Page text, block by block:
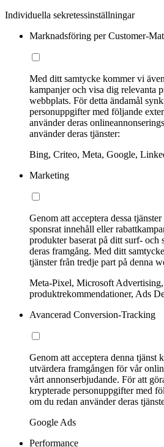
Individuella sekretessinställningar
Marknadsföring per Customer-
Med ditt samtycke kommer vi
kampanjer och visa dig relevanta
webbplats. För detta ändamål
personuppgifter med följande
använder deras
använder deras tjänster:
Bing, Criteo, Meta, Google,
Marketing
Genom att acceptera dessa
sponsrat innehåll eller
produkter baserat på ditt surf- och
deras framgång. Med ditt
tjänster från tredje part på denna
Meta-Pixel, Microsoft
produktrekommendationer, Ads
Avancerad Conversion-Tracking
Genom att acceptera denna tjänst
utvärdera framgången för vår
vårt annonserbjudande. För att
krypterade personuppgifter med
om du redan använder deras
Google Ads
Performance